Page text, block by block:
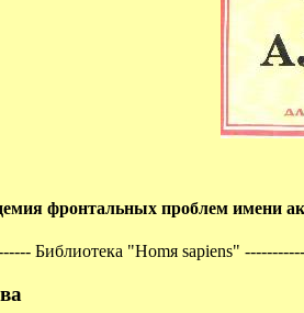
фронтальных проблем имени
Библиотека "Homя sapiens"